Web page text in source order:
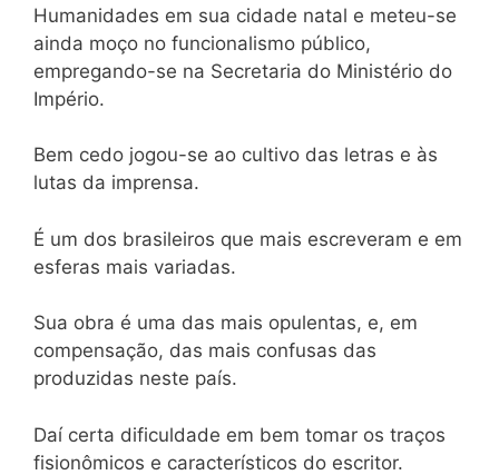
Humanidades em sua cidade natal e meteu-se
ainda moço no funcionalismo público,
empregando-se na Secretaria do Ministério do
Império.
Bem cedo jogou-se ao cultivo das letras e às
lutas da imprensa.
É um dos brasileiros que mais escreveram e em
esferas mais variadas.
Sua obra é uma das mais opulentas, e, em
compensação, das mais confusas das
produzidas neste país.
Daí certa dificuldade em bem tomar os traços
fisionômicos e característicos do escritor.